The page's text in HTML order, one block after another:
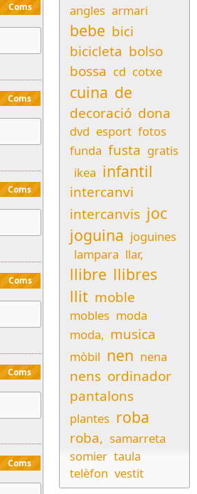
Coms
Coms
Coms
Coms
Coms
Coms
angles armari
bebe bici
bicicleta bolso
bossa cd cotxe
cuina de
decoració dona
dvd esport fotos
funda fusta gratis
ikea infantil
intercanvi
intercanvis joc
joguina joguines
lampara llar,
llibre llibres
llit moble
mobles moda
moda, musica
mòbil nen nena
nens ordinador
pantalons
plantes roba
roba, samarreta
somier taula
telèfon vestit